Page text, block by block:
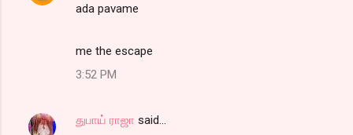
ada pavame
me the escape
3:52 PM
துபாய் ராஜா said…